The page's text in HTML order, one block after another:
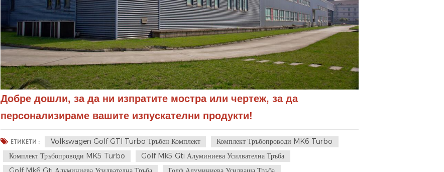
Добре дошли, за да ни изпратите мостра или чертеж, за да
персонализираме вашите изпускателни продукти!
ЕТИКЕТИ : Volkswagen Golf GTI Turbo Тръбен Комплект
Комплект Тръбопроводи MK6 Turbo
Комплект Тръбопроводи MK5 Turbo
Golf Mk5 Gti Алуминиева Усилвателна Тръба